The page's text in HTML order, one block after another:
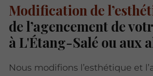
Modification de
de l’agencement de
à L'Étang-Salé ou aux
Nous modifions l’esthétique et